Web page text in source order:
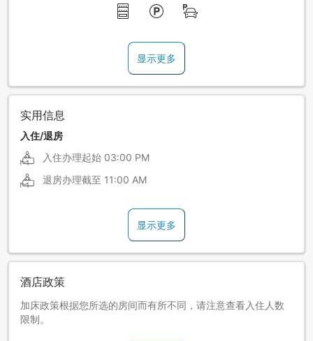
显示更多
实用信息
入住/退房
入住办理起始 03:00 PM
退房办理截至 11:00 AM
显示更多
酒店政策
加床政策根据您所选的房间而有所不同，请注意查看入住人数
限制。